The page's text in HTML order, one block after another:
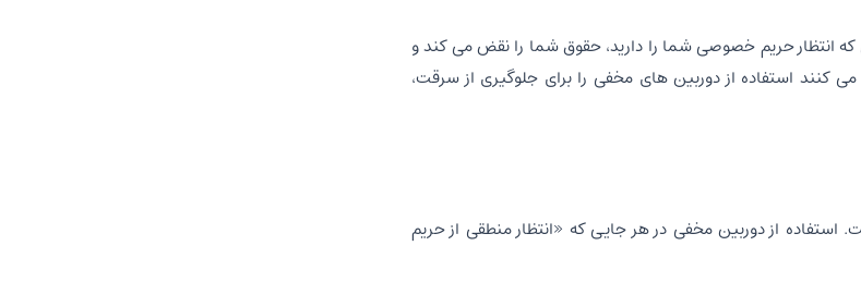
انتظار حریم خصوصی شما را دارید، حقوق شما را نقض می کند و
استفاده از دوربین های مخفی را برای جلوگیری از سرقت،
از دوربین مخفی در هر جایی که «انتظار منطقی از حریم